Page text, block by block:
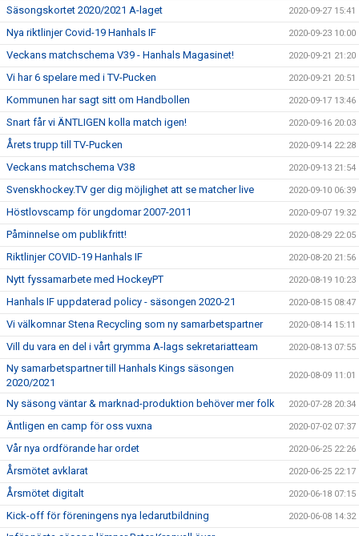
Säsongskortet 2020/2021 A-laget 2020-09-27 15:41
Nya riktlinjer Covid-19 Hanhals IF 2020-09-23 10:00
Veckans matchschema V39 - Hanhals Magasinet! 2020-09-21 21:20
Vi har 6 spelare med i TV-Pucken 2020-09-21 20:51
Kommunen har sagt sitt om Handbollen 2020-09-17 13:46
Snart får vi ÄNTLIGEN kolla match igen! 2020-09-16 20:03
Årets trupp till TV-Pucken 2020-09-14 22:28
Veckans matchschema V38 2020-09-13 21:54
Svenskhockey.TV ger dig möjlighet att se matcher live 2020-09-10 06:39
Höstlovscamp för ungdomar 2007-2011 2020-09-07 19:32
Påminnelse om publikfritt! 2020-08-29 22:05
Riktlinjer COVID-19 Hanhals IF 2020-08-20 21:56
Nytt fyssamarbete med HockeyPT 2020-08-19 10:23
Hanhals IF uppdaterad policy - säsongen 2020-21 2020-08-15 08:47
Vi välkomnar Stena Recycling som ny samarbetspartner 2020-08-14 15:11
Vill du vara en del i vårt grymma A-lags sekretariatteam 2020-08-13 07:55
Ny samarbetspartner till Hanhals Kings säsongen
2020/2021
2020-08-09 11:01
Ny säsong väntar & marknad-produktion behöver mer folk 2020-07-28 20:34
Äntligen en camp för oss vuxna 2020-07-02 07:37
Vår nya ordförande har ordet 2020-06-25 22:26
Årsmötet avklarat 2020-06-25 22:17
Årsmötet digitalt 2020-06-18 07:15
Kick-off för föreningens nya ledarutbildning 2020-06-08 14:32